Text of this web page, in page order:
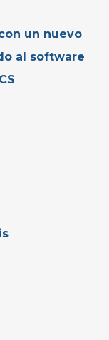
un nuevo
al software